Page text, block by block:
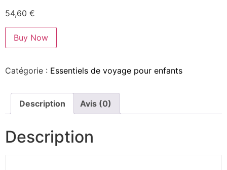
54,60 €
Buy Now
Catégorie : Essentiels de voyage pour enfants
Description Avis (0)
Description